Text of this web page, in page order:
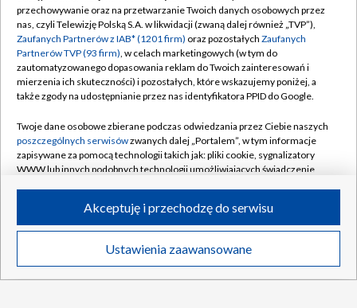
Transmisje Wideo
DO GÓRY
TVP
Abonament TVP
Biuro Reklamy
Oferta Handlowa
Telegazeta ogłoszenia
Emisja w TVP
Rada Programowa
Ogłoszenia przetargowe
Regulamin TVP
Moje zgody
Biuro reklamy
Kontakt
©2026 Telewizja Polska Spółka Akcyjna w likwidacji
przechowywanie oraz na przetwarzanie Twoich danych osobowych przez
nas, czyli Telewizję Polską S.A. w likwidacji (zwaną dalej również „TVP”),
Zaufanych Partnerów z IAB* (1201 firm) oraz pozostałych Zaufanych
Partnerów TVP (93 firm), w celach marketingowych (w tym do
zautomatyzowanego dopasowania reklam do Twoich zainteresowań i
mierzenia ich skuteczności) i pozostałych, które wskazujemy poniżej, a
także zgody na udostępnianie przez nas identyfikatora PPID do Google.
Twoje dane osobowe zbierane podczas odwiedzania przez Ciebie naszych
poszczególnych serwisówzwanych dalej „Portalem”, w tym informacje
zapisywane za pomocą technologii takich jak: pliki cookie, sygnalizatory
WWW lub innych podobnych technologii umożliwiających świadczenie
ruchu w Internecie.
Twoje dane osobowe zbierane podczas odwiedzania przez Ciebie
poszczególnych serwisówna Portalu, takie jak adresy IP, identyfikatory
Ustawienia zaawansowane
Akceptuję i przechodzę do serwisu